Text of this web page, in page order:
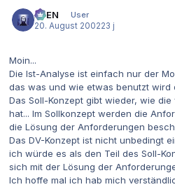
AVEN
User
20. August 200223 j
Moin...
Die Ist-Analyse ist einfach nur der
das was und wie etwas benutzt wird
Das Soll-Konzept gibt wieder, wie
hat... Im Sollkonzept werden die
die Lösung der Anforderungen
Das DV-Konzept ist nicht unbedingt
ich würde es als den Teil des Soll-
sich mit der Lösung der
Ich hoffe mal ich hab mich